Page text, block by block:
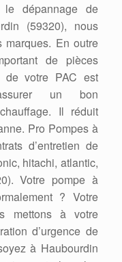
le dépannage de
(59320), nous
marques. En outre
de pièces
de votre PAC est
un bon
Il réduit
Pro Pompes à
d’entretien de
hitachi, atlantic,
Votre pompe à
? Votre
mettons à votre
d’urgence de
à Haubourdin